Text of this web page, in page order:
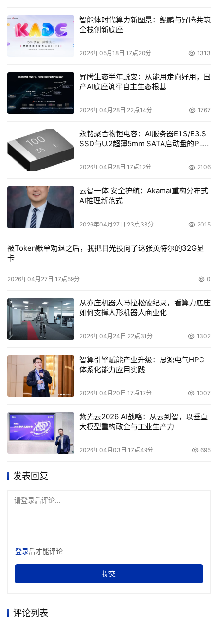
智能体时代算力新图景：鲲鹏与昇腾共筑
全栈创新底座
2026年05月18日 17点20分 1313
昇腾生态半年蜕变：从能用走向好用，国
产AI底座筑牢自主生态根基
2026年04月28日 22点14分 1767
永铭聚合物钽电容：AI服务器E1.S/E3.S
SSD与U.2超薄5mm SATA启动盘的PLP
2026年04月28日 17点12分 2106
云智一体 安全护航：Akamai重构分布式
AI推理新范式
2026年04月27日 23点33分 2015
被Token账单劝退之后，我把目光投向了这张英特尔的32G显
卡
2026年04月27日 17点59分 0
从亦庄机器人马拉松破纪录，看算力底座
如何支撑人形机器人商业化
2026年04月24日 22点31分 1302
智算引擎赋能产业升级：思源电气HPC
体系化能力应用实践
2026年04月20日 17点17分 1007
紫光云2026 AI战略：从云到智，以垂直
大模型重构政企与工业生产力
2026年04月03日 17点49分 695
发表回复
请登录后评论...
登录后才能评论
提交
评论列表